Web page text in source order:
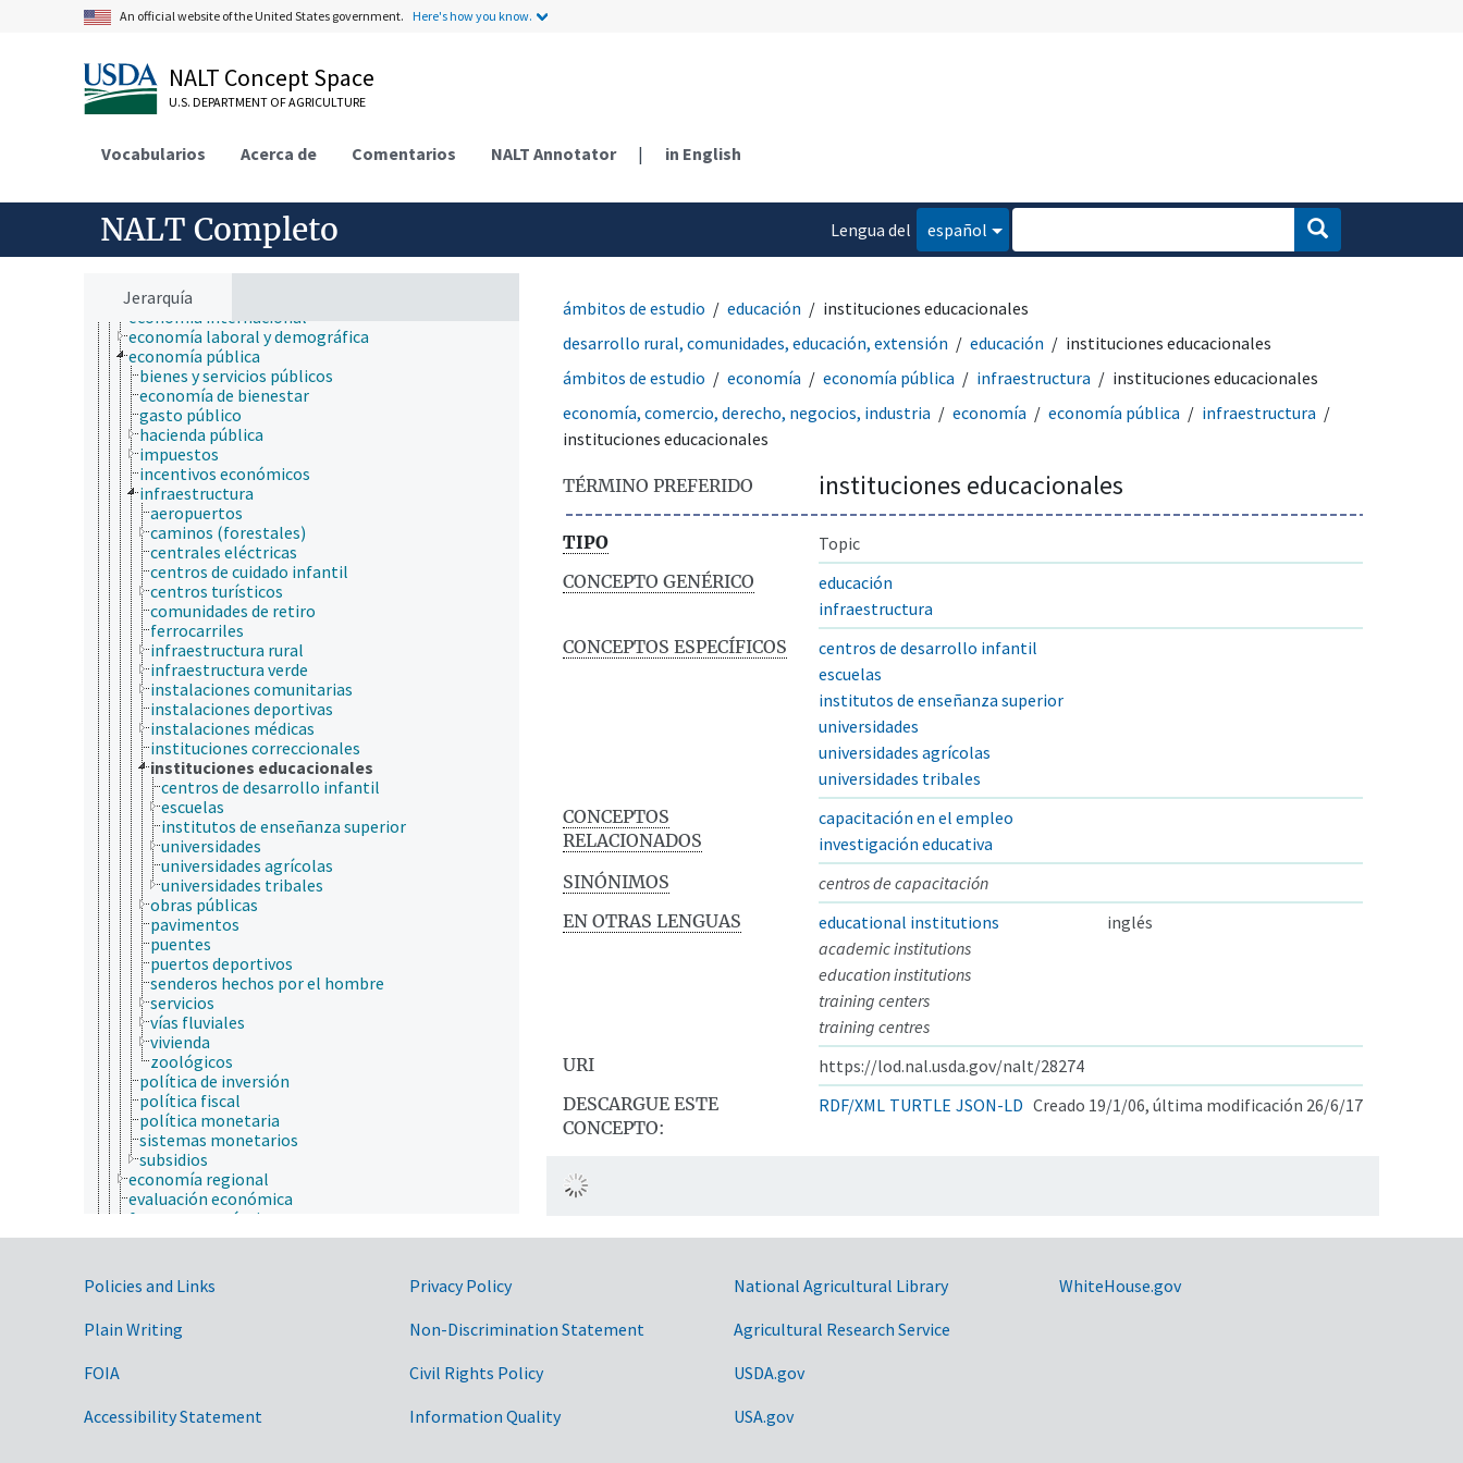
An official website of the United States government. Here's how you know.
NALT Concept Space
U.S. DEPARTMENT OF AGRICULTURE
Vocabularios Acerca de Comentarios NALT Annotator | in English
NALT Completo
Lengua del
español
Jerarquía
economía
análisis económico
bioeconomía
comercio
comportamiento económico
datos históricos sobre economía y censo
econometría
economía agrícola
economía ambiental
economía de la producción
economía del consumidor
economía financiera
economía internacional
economía laboral y demográfica
economía pública
bienes y servicios públicos
economía de bienestar
gasto público
hacienda pública
impuestos
incentivos económicos
infraestructura
aeropuertos
caminos (forestales)
centrales eléctricas
centros de cuidado infantil
centros turísticos
comunidades de retiro
ferrocarriles
infraestructura rural
infraestructura verde
instalaciones comunitarias
instalaciones deportivas
instalaciones médicas
instituciones correccionales
instituciones educacionales
centros de desarrollo infantil
escuelas
institutos de enseñanza superior
universidades
universidades agrícolas
universidades tribales
obras públicas
pavimentos
puentes
puertos deportivos
senderos hechos por el hombre
servicios
vías fluviales
vivienda
zoológicos
política de inversión
política fiscal
política monetaria
sistemas monetarios
subsidios
economía regional
evaluación económica
factores económicos
fungibilidad
macroeconomía
microeconomía
política económica
situación económica
socioeconomía
ámbitos de estudio educación
instituciones educacionales
desarrollo rural, comunidades, educación, extensión
educación
instituciones educacionales
ámbitos de estudio
economía economía pública infraestructura
instituciones educacionales
economía, comercio, derecho, negocios, industria
economía economía pública
infraestructura
instituciones educacionales
TÉRMINO PREFERIDO instituciones educacionales
TIPO
Topic
CONCEPTO GENÉRICO
educación
infraestructura
CONCEPTOS ESPECÍFICOS
centros de desarrollo infantil
escuelas
institutos de enseñanza superior
universidades
universidades agrícolas
universidades tribales
CONCEPTOS
RELACIONADOS
capacitación en el empleo
investigación educativa
SINÓNIMOS
centros de capacitación
EN OTRAS LENGUAS
educational institutions
inglés
academic institutions
education institutions
training centers
training centres
URI
https://lod.nal.usda.gov/nalt/28274
DESCARGUE ESTE
CONCEPTO:
RDF/XML TURTLE JSON-LD Creado 19/1/06, última modificación 26/6/17
Government Links
Policies and Links
Plain Writing
FOIA
Accessibility Statement
Privacy Policy
Non-Discrimination Statement
Civil Rights Policy
Information Quality
National Agricultural Library
Agricultural Research Service
USDA.gov
USA.gov
WhiteHouse.gov